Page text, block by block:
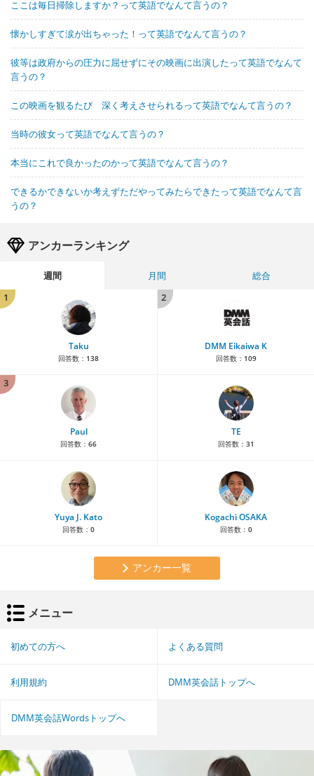
ここは毎日掃除しますか？って英語でなんて言うの？
懐かしすぎて涙が出ちゃった！って英語でなんて言うの？
彼等は政府からの圧力に屈せずにその映画に出演したって英語でなんて
言うの？
この映画を観るたび 深く考えさせられるって英語でなんて言うの？
当時の彼女って英語でなんて言うの？
本当にこれで良かったのかって英語でなんて言うの？
できるかできないか考えずただやってみたらできたって英語でなんて言
うの？
アンカーランキング
週間 月間
総合
1
Taku
回答数： 138
2
DMM Eikaiwa K
回答数： 109
3
Paul
回答数： 66
TE
回答数： 31
Yuya J. Kato
回答数： 0
Kogachi OSAKA
回答数： 0
アンカー一覧
メニュー
初めての方へ よくある質問
利用規約 DMM英会話トップへ
DMM英会話Wordsトップへ